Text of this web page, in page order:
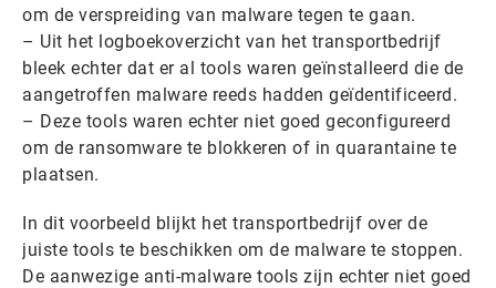
om de verspreiding van malware tegen te gaan.
– Uit het logboekoverzicht van het transportbedrijf
bleek echter dat er al tools waren geïnstalleerd die de
aangetroffen malware reeds hadden geïdentificeerd.
– Deze tools waren echter niet goed geconfigureerd
om de ransomware te blokkeren of in quarantaine te
plaatsen.
In dit voorbeeld blijkt het transportbedrijf over de
juiste tools te beschikken om de malware te stoppen.
De aanwezige anti-malware tools zijn echter niet goed